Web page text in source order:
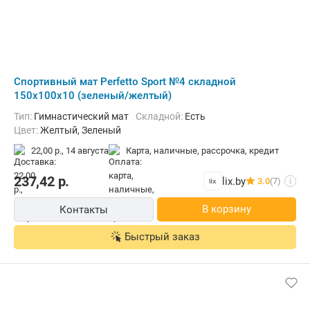
Cпортивный мат Perfetto Sport №4 складной
150x100x10 (зеленый/желтый)
Тип: Гимнастический мат Складной: Есть
Цвет:Желтый, Зеленый
22,00 р., 14 августа карта, наличные, рассрочка, кредит
237,42р. lix.by 3.0(7) i
Контакты В корзину
Быстрый заказ